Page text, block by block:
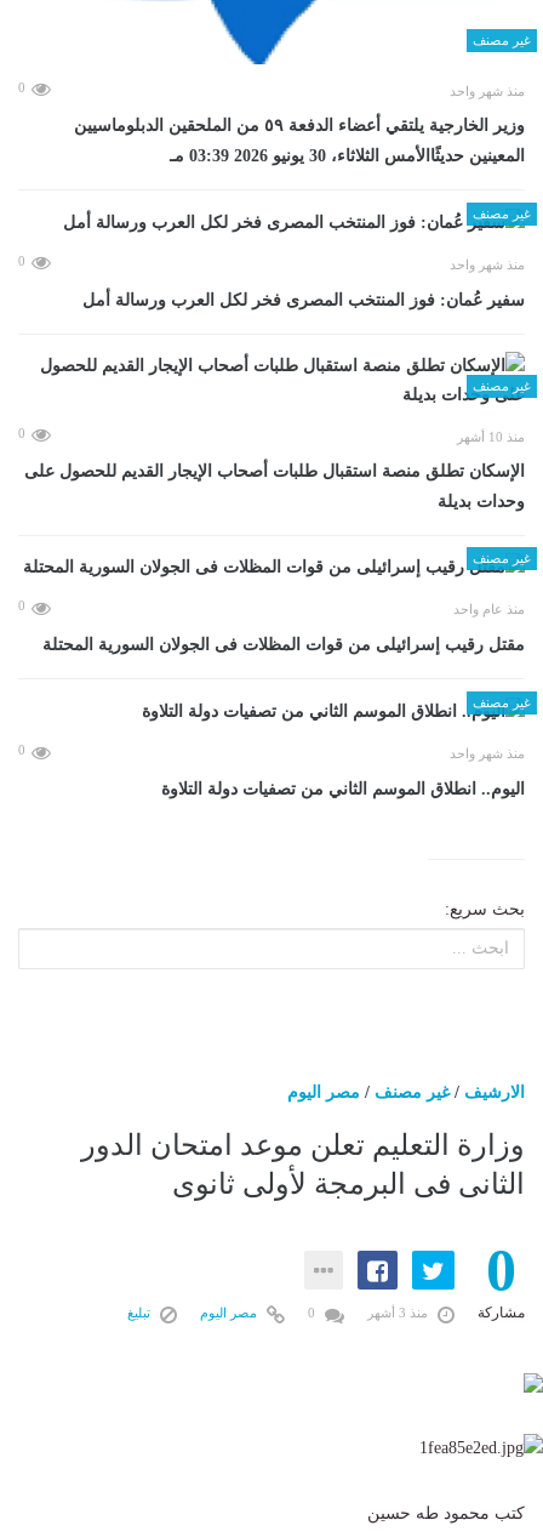
غير مصنف
منذ شهر واحد 0
وزير الخارجية يلتقي أعضاء الدفعة ٥٩ من الملحقين الدبلوماسيين
المعينين حديثًاالأمس الثلاثاء، 30 يونيو 2026 03:39 مـ
غير مصنف
منذ شهر واحد 0
سفير عُمان: فوز المنتخب المصرى فخر لكل العرب ورسالة أمل
غير مصنف
منذ 10 أشهر 0
الإسكان تطلق منصة استقبال طلبات أصحاب الإيجار القديم للحصول على
وحدات بديلة
غير مصنف
منذ عام واحد 0
مقتل رقيب إسرائيلى من قوات المظلات فى الجولان السورية المحتلة
غير مصنف
منذ شهر واحد 0
اليوم.. انطلاق الموسم الثاني من تصفيات دولة التلاوة
بحث سريع:
الارشيف /غير مصنف / مصر اليوم
وزارة التعليم تعلن موعد امتحان الدور
الثانى فى البرمجة لأولى ثانوى
0
مشاركة منذ 3 أشهر مصر اليوم تبليغ
كتب محمود طه حسين